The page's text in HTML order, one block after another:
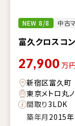
NEW 8/8 中古
富久クロスコ
27,900 万
新宿区富久町
東京メトロ丸
間取り3LDK
築年月 2015